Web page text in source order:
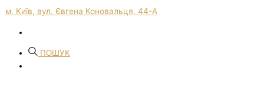
м. Київ, вул. Євгена Коновальця, 44-А
ПОШУК